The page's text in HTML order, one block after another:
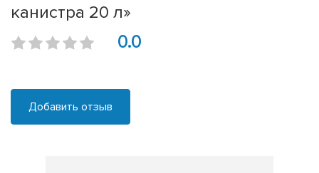
канистра 20 л»
0.0
Добавить отзыв